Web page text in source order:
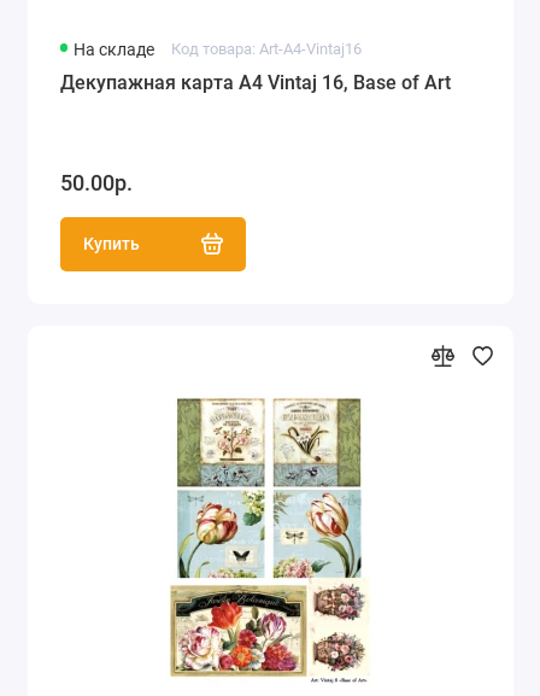
На складе Код товара: Art-A4-Vintaj16
Декупажная карта А4 Vintaj 16, Base of Art
50.00р.
Купить